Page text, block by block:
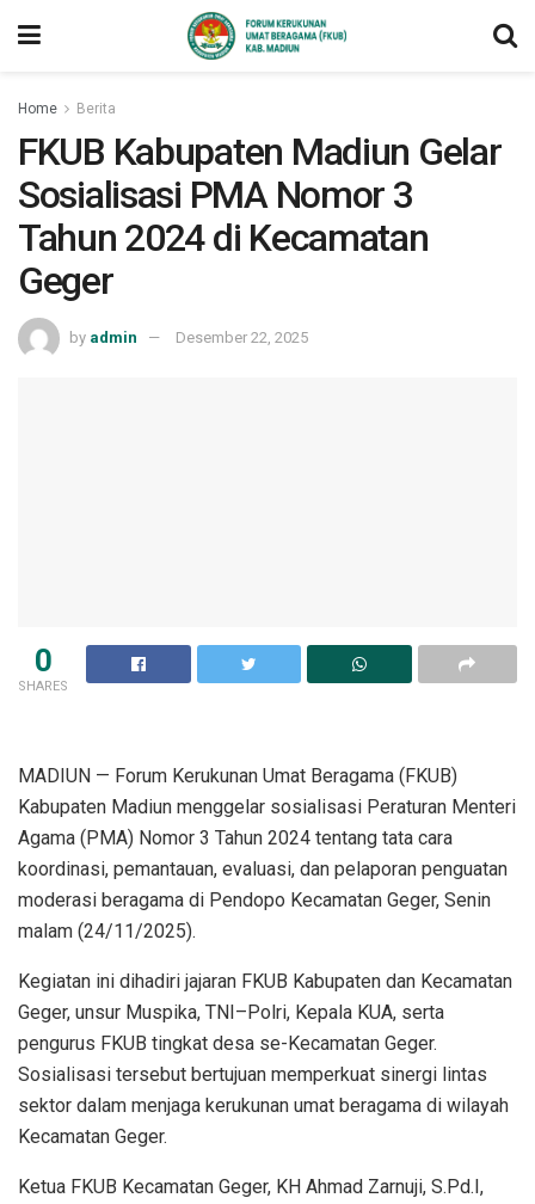
Home Berita
FKUB Kabupaten Madiun Gelar
Sosialisasi PMA Nomor 3
Tahun 2024 di Kecamatan
Geger
by admin Desember 22, 2025
0
SHARES
MADIUN — Forum Kerukunan Umat Beragama (FKUB)
Kabupaten Madiun menggelar sosialisasi Peraturan Menteri
Agama (PMA) Nomor 3 Tahun 2024 tentang tata cara
koordinasi, pemantauan, evaluasi, dan pelaporan penguatan
moderasi beragama di Pendopo Kecamatan Geger, Senin
malam (24/11/2025).
Kegiatan ini dihadiri jajaran FKUB Kabupaten dan Kecamatan
Geger, unsur Muspika, TNI–Polri, Kepala KUA, serta
pengurus FKUB tingkat desa se-Kecamatan Geger.
Sosialisasi tersebut bertujuan memperkuat sinergi lintas
sektor dalam menjaga kerukunan umat beragama di wilayah
Kecamatan Geger.
Ketua FKUB Kecamatan Geger, KH Ahmad Zarnuji, S.Pd.I,